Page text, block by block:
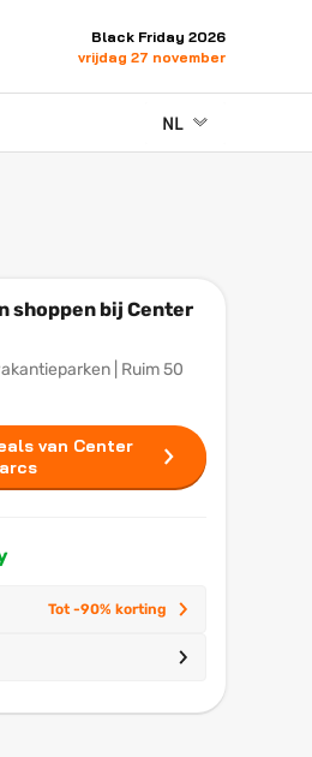
Black Friday 2026
vrijdag 27 november
NL
shoppen bij Center
| Ruim 50
van Center
Tot -90% korting